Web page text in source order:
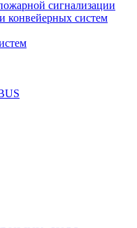
сигнализации
конвейерных систем